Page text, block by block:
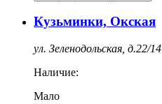
Кузьминки, Окская
ул. Зеленодольская, д.22/14
Наличие:
Мало